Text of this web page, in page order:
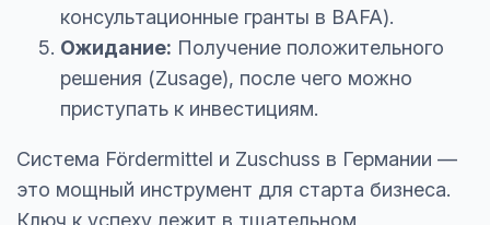
консультационные гранты в BAFA).
Ожидание: Получение положительного
решения (Zusage), после чего можно
приступать к инвестициям.
Система Fördermittel и Zuschuss в Германии —
это мощный инструмент для старта бизнеса.